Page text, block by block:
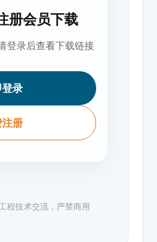
册会员下载
登录后查看下载链接
登录
册
程技术交流，严禁商用